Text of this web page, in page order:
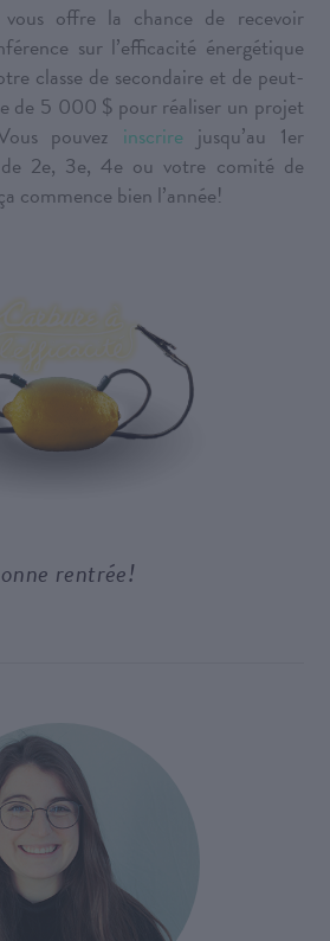
vous offre la chance de recevoir
sur l’efficacité énergétique
classe de secondaire et de peut-
de 5 000 $ pour réaliser un projet
pouvez inscrire jusqu’au 1er
2e, 3e, 4e ou votre comité de
commence bien l’année!
rentrée!